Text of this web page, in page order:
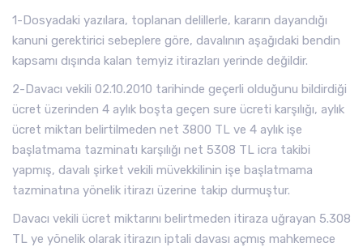
1-Dosyadaki yazılara, toplanan delillerle, kararın dayandığı
kanuni gerektirici sebeplere göre, davalının aşağıdaki bendin
kapsamı dışında kalan temyiz itirazları yerinde değildir.
2-Davacı vekili 02.10.2010 tarihinde geçerli olduğunu bildirdiği
ücret üzerinden 4 aylık boşta geçen sure ücreti karşılığı, aylık
ücret miktarı belirtilmeden net 3800 TL ve 4 aylık işe
başlatmama tazminatı karşılığı net 5308 TL icra takibi
yapmış, davalı şirket vekili müvekkilinin işe başlatmama
tazminatına yönelik itirazı üzerine takip durmuştur.
Davacı vekili ücret miktarını belirtmeden itiraza uğrayan 5.308
TL ye yönelik olarak itirazın iptali davası açmış mahkemece